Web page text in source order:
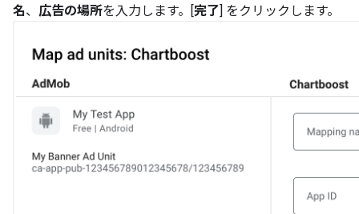
名、 広告の場所を入力します。[完了] をクリックします。